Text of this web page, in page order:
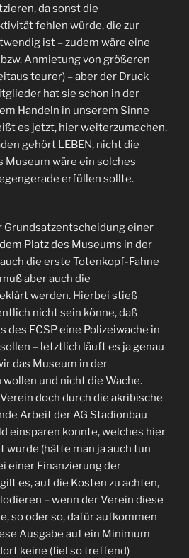
da sonst die
fehlen würde, die zur
ist – zudem wäre eine
Anmietung von größeren
teurer) – aber der Druck
hat sie schon in der
Handeln in unserem Sinne
es jetzt, hier weiterzumachen.
gehört LEBEN, nicht die
Museum wäre ein solches
erfüllen sollte.
Grundsatzentscheidung einer
Platz des Museums in der
die erste Totenkopf-Fahne
aber auch die
werden. Hierbei stieß
nicht sein könne, daß
des FCSP eine Polizeiwache in
– letztlich läuft es ja genau
das Museum in der
und nicht die Wache.
doch durch die akribische
Arbeit der AG Stadionbau
einsparen konnte, welches hier
wurde (hätte man ja auch tun
einer Finanzierung der
es, auf die Kosten zu achten,
– wenn der Verein diese
so oder so, dafür aufkommen
Ausgabe auf ein Minimum
keine (fiel so treffend)